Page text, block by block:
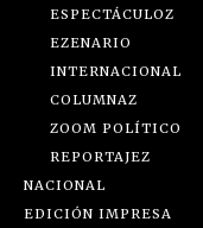
ESPECTÁCULOZ
EZENARIO
INTERNACIONAL
COLUMNAZ
ZOOM POLÍTICO
REPORTAJEZ
NACIONAL
EDICIÓN IMPRESA